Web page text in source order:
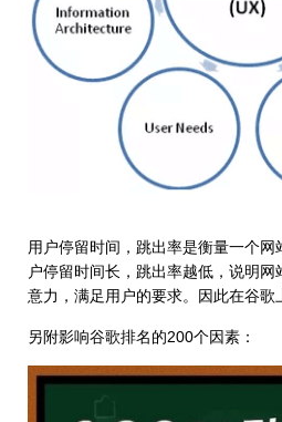
用户停留时间，跳出率是衡量一个
户停留时间长，跳出率越低，说明
意力，满足用户的要求。因此在谷歌
另附影响谷歌排名的200个因素：